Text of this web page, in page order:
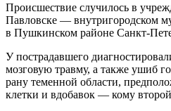
Происшествие случилось в
Павловске — внутригородском
в Пушкинском районе Санкт-
У пострадавшего
мозговую травму, а также ушиб
рану теменной области,
клетки и вдобавок — кому